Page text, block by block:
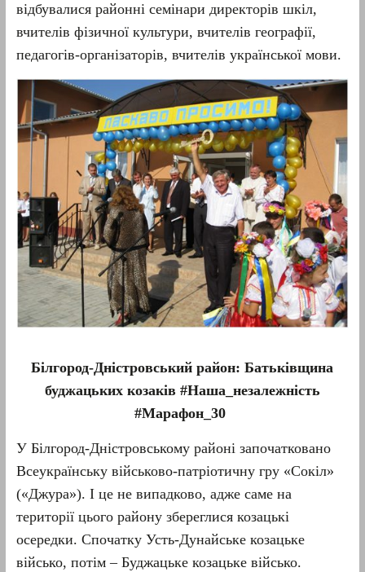
відбувалися районні семінари директорів шкіл,
вчителів фізичної культури, вчителів географії,
педагогів-організаторів, вчителів української мови.
Білгород-Дністровський район:Батьківщина
буджацьких козаків#Наша_незалежність
#Марафон_30
У Білгород-Дністровському районі започатковано
Всеукраїнську військово-патріотичну гру «Сокіл»
(«Джура»). І це не випадково, адже саме на
території цього району збереглися козацькі
осередки. Спочатку Усть-Дунайське козацьке
військо, потім – Буджацьке козацьке військо.